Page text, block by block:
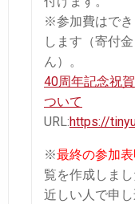
※参加費はでき
します（寄付
ん）。
40周年記念祝
ついて
URL:https://
※最終の参加
覧を作成しまし
近しい人で申